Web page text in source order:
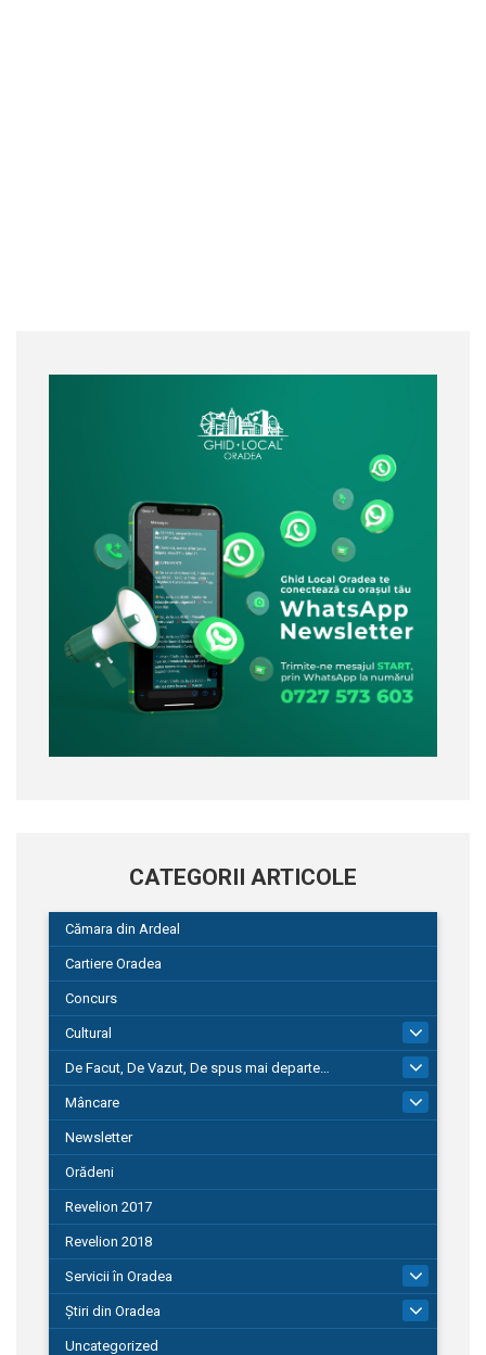
CATEGORII ARTICOLE
Cămara din Ardeal
Cartiere Oradea
Concurs
Cultural
De Facut, De Vazut, De spus mai departe…
580
Mâncare
Newsletter
Orădeni
Revelion 2017
Revelion 2018
Servicii în Oradea
Știri din Oradea
Uncategorized